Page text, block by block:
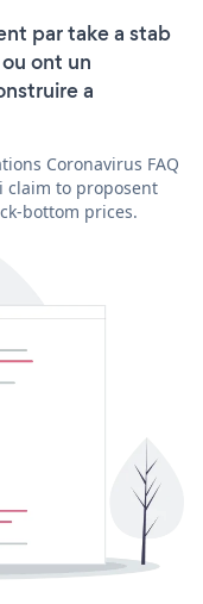
par take a stab
ont un
a
Coronavirus FAQ
claim to proposent
bottom prices.